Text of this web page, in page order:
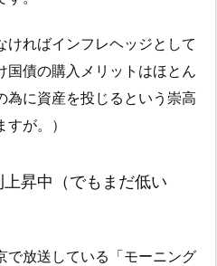
ればインフレヘッジとして
国債の購入メリットはほとん
為に資産を投じるという崇高
が。）
昇中（でもまだ低い
で放送している「モーニング